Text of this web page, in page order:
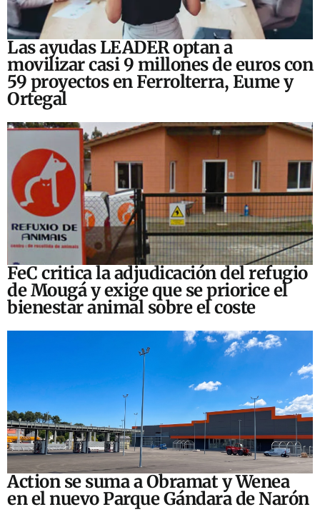
Las ayudas LEADER optan a
movilizar casi 9 millones de euros con
59 proyectos en Ferrolterra, Eume y
Ortegal
FeC critica la adjudicación del refugio
de Mougá y exige que se priorice el
bienestar animal sobre el coste
Action se suma a Obramat y Wenea
en el nuevo Parque Gándara de Narón